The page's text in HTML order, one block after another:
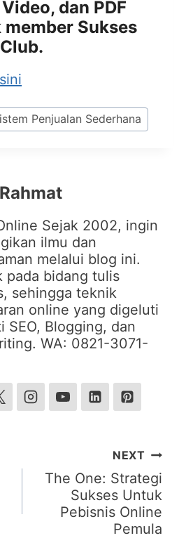
dan PDF
Sukses
Penjualan Sederhana
Sejak 2002, ingin
ilmu dan
melalui blog ini.
pada bidang tulis
sehingga teknik
online yang digeluti
SEO, Blogging, dan
WA: 0821-3071-
NEXT
The One: Strategi
Sukses Untuk
Pebisnis Online
Pemula